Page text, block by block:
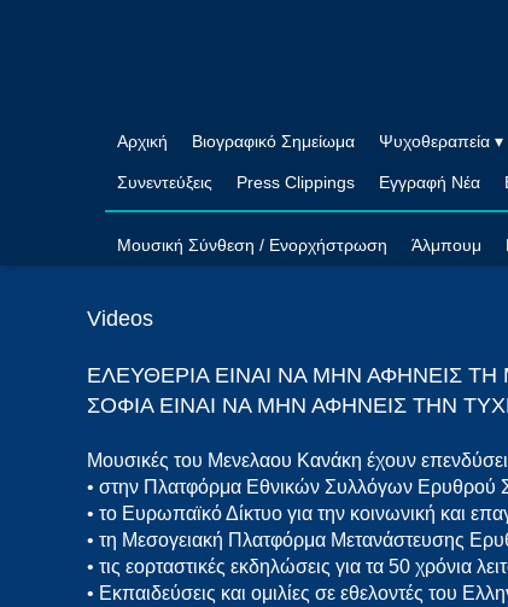
Αρχική Βιογραφικό Σημείωμα Ψυχοθεραπεία ▾
Συνεντεύξεις Press Clippings Εγγραφή Νέα
Μουσική Σύνθεση / Ενορχήστρωση Άλμπουμ
Videos
ΕΛΕΥΘΕΡΙΑ ΕΙΝΑΙ ΝΑ ΜΗΝ ΑΦΗΝΕΙΣ
ΣΟΦΙΑ ΕΙΝΑΙ ΝΑ ΜΗΝ ΑΦΗΝΕΙΣ ΤΗΝ
Μουσικές του Μενελαου Κανάκη έχουν
• στην Πλατφόρμα Εθνικών Συλλόγων Ερυθρού
• το Ευρωπαϊκό Δίκτυο για την κοινωνική και
• τη Μεσογειακή Πλατφόρμα Μετανάστευσης
• τις εορταστικές εκδηλώσεις για τα 50 χρόνια
• Εκπαιδεύσεις και ομιλίες σε εθελοντές του